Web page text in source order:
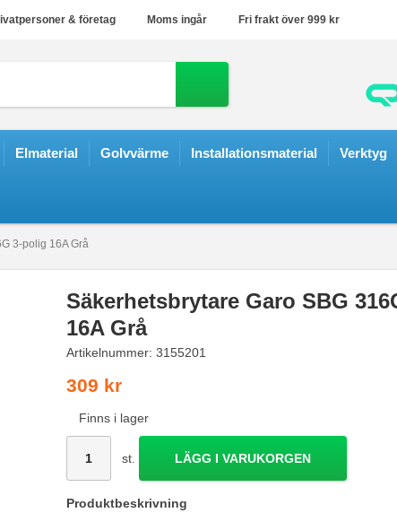
& företag Moms ingår Fri frakt över 999 kr
Elmaterial Golvvärme Installationsmaterial Verktyg
3-polig 16A Grå
Säkerhetsbrytare Garo SBG
16A Grå
Artikelnummer: 3155201
309 kr
Finns i lager
st. LÄGG I VARUKORGEN
Produktbeskrivning